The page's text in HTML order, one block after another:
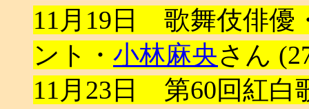
11月19日 歌舞伎俳優
ント・ 小林麻央さん
11月23日 第60回紅白